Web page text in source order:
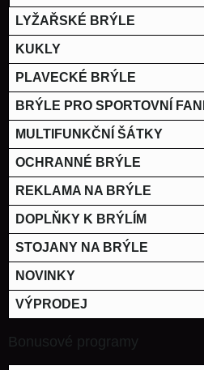
LYŽAŘSKÉ BRÝLE
KUKLY
PLAVECKÉ BRÝLE
BRÝLE PRO SPORTOVNÍ
MULTIFUNKČNÍ ŠÁTKY
OCHRANNÉ BRÝLE
REKLAMA NA BRÝLE
DOPLŇKY K BRÝLÍM
STOJANY NA BRÝLE
NOVINKY
VÝPRODEJ
Bonusové programy